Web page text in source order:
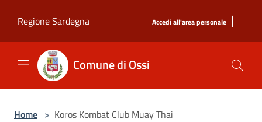
Regione Sardegna
Accedi all'area personale |
Comune di Ossi
Home > Koros Kombat Club Muay Thai